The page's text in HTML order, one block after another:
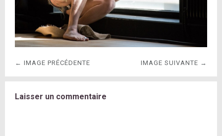
← IMAGE PRÉCÉDENTE IMAGE SUIVANTE →
Laisser un commentaire